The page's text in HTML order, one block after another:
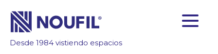
Desde 1984 vistiendo espacios
SOMOS FABRICANTES